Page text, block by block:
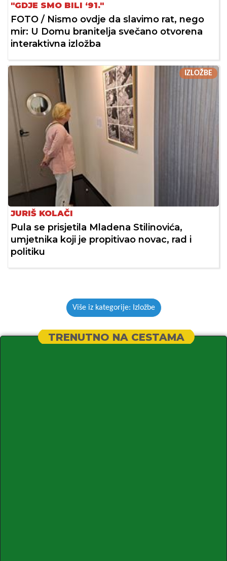
"GDJE SMO BILI ‘91."
FOTO / Nismo ovdje da slavimo rat, nego
mir: U Domu branitelja svečano otvorena
interaktivna izložba
IZLOŽBE
JURIŠ KOLAČI
Pula se prisjetila Mladena Stilinovića,
umjetnika koji je propitivao novac, rad i
politiku
Više iz kategorije: Izložbe
TRENUTNO NA CESTAMA